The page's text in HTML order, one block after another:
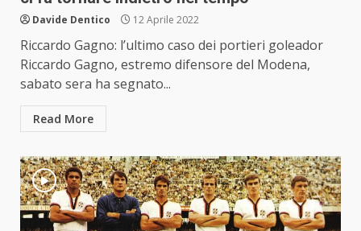
Davide Dentico 12 Aprile 2022
Riccardo Gagno: l’ultimo caso dei portieri goleador
Riccardo Gagno, estremo difensore del Modena,
sabato sera ha segnato...
Read More